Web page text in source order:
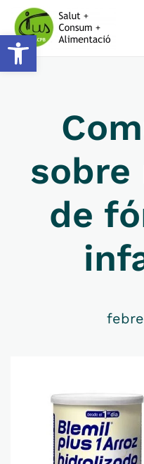
Obre la barra d'eines
Skip to main
sobre
de